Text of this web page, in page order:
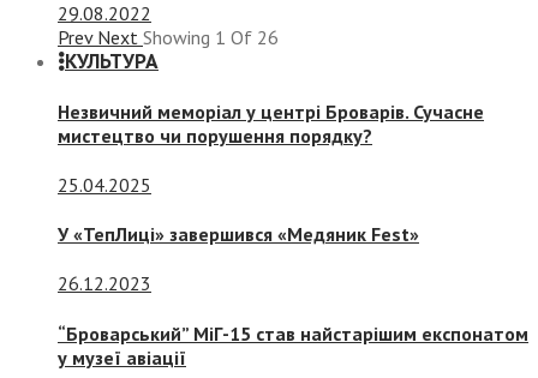
29.08.2022
Prev Next Showing 1 Of 26
КУЛЬТУРА
Незвичний меморіал у центрі Броварів. Сучасне
мистецтво чи порушення порядку?
25.04.2025
У «ТепЛиці» завершився «Медяник Fest»
26.12.2023
“Броварський” МіГ-15 став найстарішим експонатом
у музеї авіації